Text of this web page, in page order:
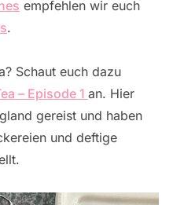
empfehlen wir euch
.
Schaut euch dazu
– Episode 1 an. Hier
gereist und haben
und deftige